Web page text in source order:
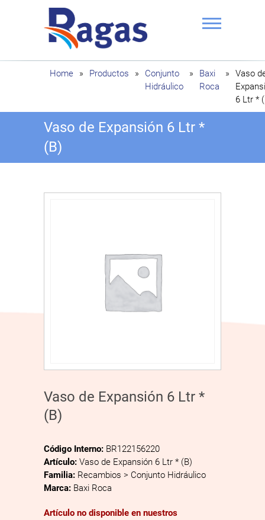
Ragas
Home » Productos »
Conjunto
Hidráulico
»
Baxi
Roca
»
Vaso
6 Ltr *
Vaso de Expansión 6 Ltr *
(B)
Vaso de Expansión 6 Ltr *
(B)
Código Interno: BR122156220
Artículo: Vaso de Expansión 6 Ltr * (B)
Familia: Recambios > Conjunto Hidráulico
Marca: Baxi Roca
Artículo no disponible en nuestros